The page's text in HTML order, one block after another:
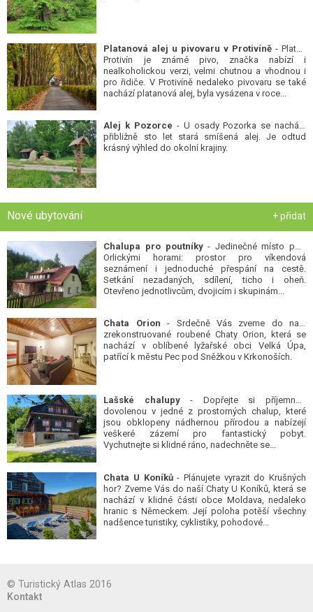
Platanová alej u pivovaru v Protivíně - Platan
Protivín je známé pivo, značka nabízí i
nealkoholickou verzi, velmi chutnou a vhodnou i
pro řidiče. V Protivíně nedaleko pivovaru se také
nachází platanová alej, byla vysázena v roce...
Alej k Pozorce - U osady Pozorka se nachází
přibližně sto let stará smíšená alej. Je odtud
krásný výhled do okolní krajiny.
Nové ubytování + přidat
Chalupa pro poutníky- Jedinečné místo pod
Orlickými horami: prostor pro víkendová
seznámení i jednoduché přespání na cestě.
Setkání nezadaných, sdílení, ticho i oheň.
Otevřeno jednotlivcům, dvojicím i skupinám...
Chata Orion - Srdečně Vás zveme do naší
zrekonstruované roubené Chaty Orion, která se
nachází v oblíbené lyžařské obci Velká Úpa,
patřící k městu Pec pod Sněžkou v Krkonoších.
Lašské chalupy- Dopřejte si příjemnou
dovolenou v jedné z prostorných chalup, které
jsou obklopeny nádhernou přírodou a nabízejí
veškeré zázemí pro fantastický pobyt.
Vychutnejte si klidné ráno, nadechněte se...
Chata U Koníků- Plánujete vyrazit do Krušných
hor? Zveme Vás do naší Chaty U Koníků, která se
nachází v klidné části obce Moldava, nedaleko
hranic s Německem. Její poloha potěší všechny
nadšence turistiky, cyklistiky, pohodové...
© Turistický Atlas 2016
Kontakt